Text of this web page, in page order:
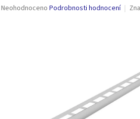
Průměrné
Neohodnoceno Podrobnosti hodnocení